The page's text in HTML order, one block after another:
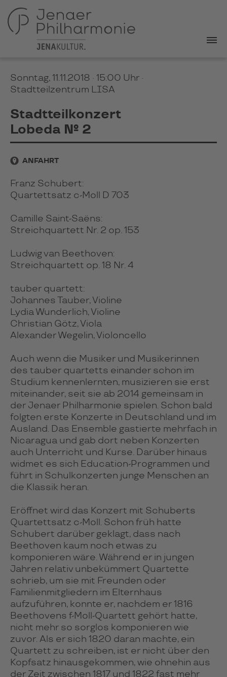
Sonntag, 11.11.2018 · 15:00 Uhr ·
Stadtteilzentrum LISA
Stadtteilkonzert
Lobeda № 2
ANFAHRT
Franz Schubert:
Quartettsatz c-Moll D 703
Camille Saint-Saëns:
Streichquartett Nr. 2 op. 153
Ludwig van Beethoven:
Streichquartett op. 18 Nr. 4
tauber quartett:
Johannes Tauber, Violine
Lydia Wunderlich, Violine
Christian Götz, Viola
Alexander Wegelin, Violoncello
Auch wenn die Musiker und Musikerinnen
des tauber quartetts einander schon im
Studium kennenlernten, musizieren sie erst
miteinander, seit sie ab 2014 gemeinsam in
der Jenaer Philharmonie spielen. Schon bald
folgten erste Konzerte in Deutschland und im
Ausland. Das Ensemble gastierte mehrfach in
Nicaragua und gab dort neben Konzerten
auch Unterricht und Kurse. Darüber hinaus
widmet es sich Education-Programmen und
führt in Schulkonzerten junge Menschen an
die Klassik heran.
Eröffnet wird das Konzert mit Schuberts
Quartettsatz c-Moll. Schon früh hatte
Schubert darüber geklagt, dass nach
Beethoven kaum noch etwas zu
komponieren wäre. Während er in jungen
Jahren relativ unbekümmert Quartette
schrieb, um sie mit Freunden oder
Familienmitgliedern im Elternhaus
aufzuführen, konnte er, nachdem er 1816
Beethovens f-Moll-Quartett gehört hatte,
nicht mehr so sorglos komponieren wie
zuvor. Als er sich 1820 daran machte, ein
Quartett zu schreiben, ist er nicht über den
Kopfsatz hinausgekommen, wie ohnehin aus
der Zeit zwischen 1817 und 1822 fast mehr